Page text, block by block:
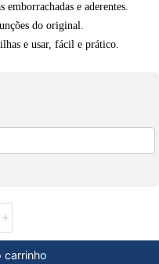
e aderentes.
do original.
e usar, fácil e prático.
carrinho